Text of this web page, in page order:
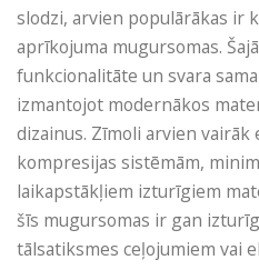
slodzi, arvien populārākas ir
aprīkojuma mugursomas.
funkcionalitāte un svara
izmantojot modernākos
dizainus. Zīmoli arvien
kompresijas sistēmām,
laikapstākļiem izturīgiem
šīs mugursomas ir gan
tālsatiksmes ceļojumiem vai